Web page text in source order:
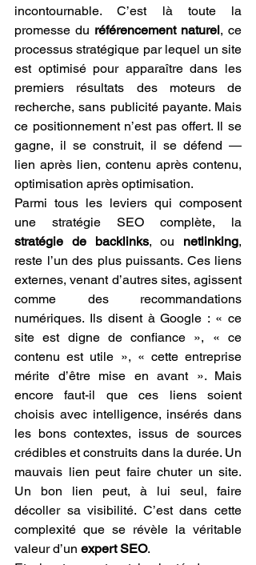
incontournable. C’est là toute la
promesse du référencement naturel, ce
processus stratégique par lequel un site
est optimisé pour apparaître dans les
premiers résultats des moteurs de
recherche, sans publicité payante. Mais
ce positionnement n’est pas offert. Il se
gagne, il se construit, il se défend —
lien après lien, contenu après contenu,
optimisation après optimisation.
Parmi tous les leviers qui composent
stratégie de backlinks, ou netlinking,
reste l’un des plus puissants. Ces liens
externes, venant d’autres sites, agissent
comme des recommandations
numériques. Ils disent à Google : « ce
site est digne de confiance », « ce
contenu est utile », « cette entreprise
mérite d’être mise en avant ». Mais
encore faut-il que ces liens soient
choisis avec intelligence, insérés dans
les bons contextes, issus de sources
crédibles et construits dans la durée. Un
mauvais lien peut faire chuter un site.
Un bon lien peut, à lui seul, faire
décoller sa visibilité. C’est dans cette
complexité que se révèle la véritable
valeur d’un expert SEO.